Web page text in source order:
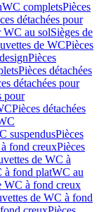
WC completsPièces
détachées pour
WC au solSièges de
de WCPièces
Pièces
Pièces détachées
détachées pour
pour
Pièces détachées
suspendusPièces
fond creuxPièces
de WC à
à fond platWC au
WC à fond creux
de WC à fond